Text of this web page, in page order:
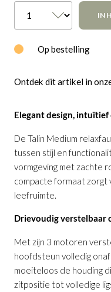
IN
Op bestelling
Ontdek dit artikel in
Elegant design,
De Talin Medium
tussen stijl en
vormgeving met zachte
compacte formaat zorgt
leefruimte.
Drievoudig verstelbaar
Met zijn 3 motoren
hoofdsteun volledig
moeiteloos de houding
zitpositie tot volledige